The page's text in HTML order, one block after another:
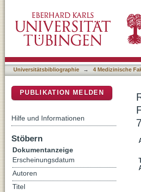
Cyanobacterium
Universitätsbibliographie → 4 Medizinische
PUBLIKATION MELDEN
Hilfe und Informationen
Stöbern
Dokumentanzeige
Erscheinungsdatum
Autoren
Titel